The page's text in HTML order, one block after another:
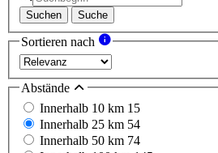
Suchen Suche
Sortieren nach
Abstände
Innerhalb 10 km 15
Innerhalb 25 km 54
Innerhalb 50 km 74